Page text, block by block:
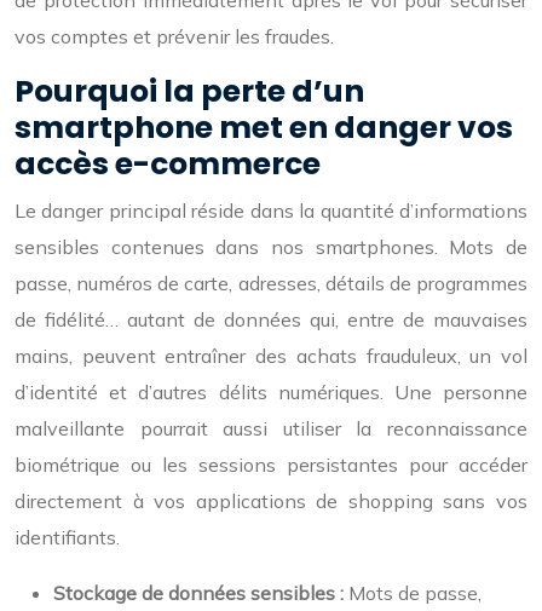
vos comptes et prévenir les fraudes.
Pourquoi la perte d’un
smartphone met en danger vos
accès e-commerce
Le danger principal réside dans la quantité d’informations
sensibles contenues dans nos smartphones. Mots de
passe, numéros de carte, adresses, détails de programmes
de fidélité… autant de données qui, entre de mauvaises
mains, peuvent entraîner des achats frauduleux, un vol
d’identité et d’autres délits numériques. Une personne
malveillante pourrait aussi utiliser la reconnaissance
biométrique ou les sessions persistantes pour accéder
directement à vos applications de shopping sans vos
identifiants.
Stockage de données sensibles : Mots de passe,